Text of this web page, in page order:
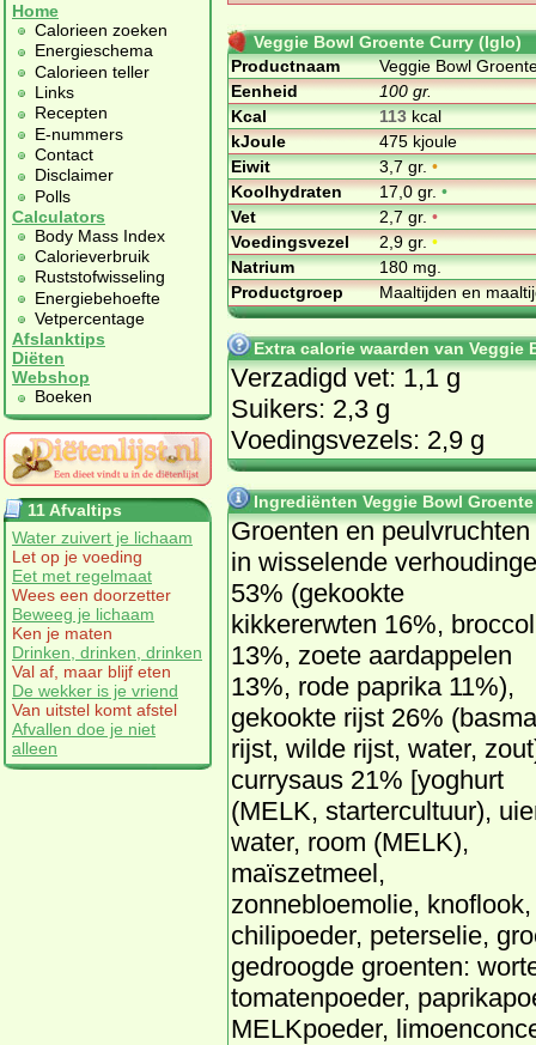
Home
Calorieen zoeken
Energieschema
Calorieen teller
Links
Recepten
E-nummers
Contact
Disclaimer
Polls
Calculators
Body Mass Index
Calorieverbruik
Ruststofwisseling
Energiebehoefte
Vetpercentage
Afslanktips
Diëten
Webshop
Boeken
11 Afvaltips
Water zuivert je lichaam
Let op je voeding
Eet met regelmaat
Wees een doorzetter
Beweeg je lichaam
Ken je maten
Drinken, drinken, drinken
Val af, maar blijf eten
De wekker is je vriend
Van uitstel komt afstel
Afvallen doe je niet
alleen
Veggie Bowl Groente Curry (Iglo)
Productnaam
Veggie Bowl
Eenheid
100 gr.
Kcal
113kcal
kJoule
475 kjoule
Eiwit
3,7 gr.•
Koolhydraten
17,0 gr.•
Vet
2,7 gr.•
Voedingsvezel
2,9 gr.•
Natrium
180 mg.
Productgroep
Maaltijden en
Extra calorie waarden van Veggie
Verzadigd vet: 1,1 g
Suikers: 2,3 g
Voedingsvezels: 2,9 g
Ingrediënten Veggie Bowl
Groenten en peulvruchten
in wisselende
53% (gekookte
kikkererwten 16%,
13%, zoete aardappelen
13%, rode paprika 11%),
gekookte rijst 26%
rijst, wilde rijst, water,
currysaus 21% [yoghurt
(MELK, startercultuur),
water, room (MELK),
maïszetmeel,
zonnebloemolie,
chilipoeder, peterselie,
gedroogde groenten:
tomatenpoeder,
MELKpoeder,